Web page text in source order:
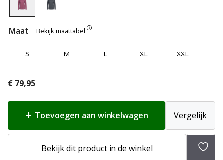
Maat Bekijk maattabel
S M L XL XXL
€ 79,95
Toevoegen aan winkelwagen Vergelijk
Bekijk dit product in de winkel